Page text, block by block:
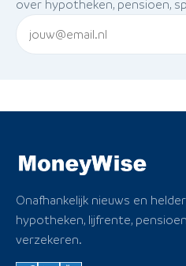
over hypotheken, pensioen,
Onafhankelijk nieuws en
hypotheken, lijfrente,
verzekeren.